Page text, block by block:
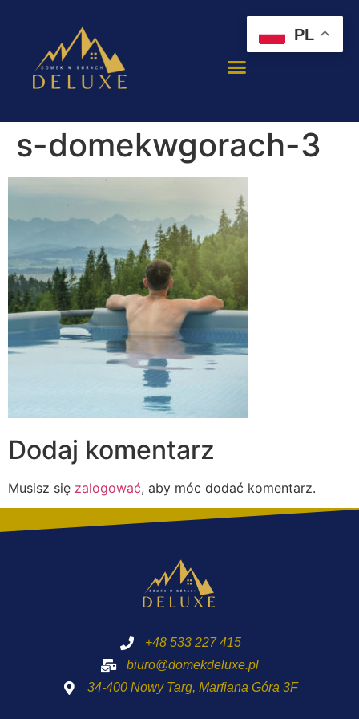
s-domekwgorach-3
Dodaj komentarz
Musisz się zalogować, aby móc dodać komentarz.
+48 533 227 415
biuro@domekdeluxe.pl
34-400 Nowy Targ, Marfiana Góra 3F
PL